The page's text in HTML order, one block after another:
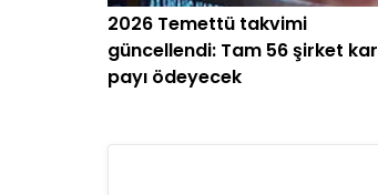
2026 Temettü takvimi
güncellendi: Tam 56 şirket kar
payı ödeyecek